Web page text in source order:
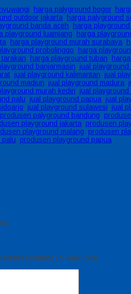
, harga palyground bogor,
outdoor jakarta, harga palyground
banda aceh, harga
playground luamjang, harga
, harga playground murah surabaya,
probolinggo, harga
, harga playground tuban,
banjarmasin, jual playground
, jual playground kalimantan, jual
madiun, jual playground madura,
murah kediri, jual
palu, jual playground papua, jual
, jual playground sulawesi, jual
produsen palyground bandung,
playground jakarta, produsen
playground malang, produsen
palu, produsen playground papua
bintang (*) wajib diisi.